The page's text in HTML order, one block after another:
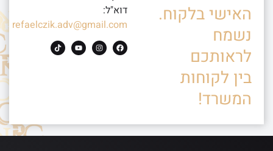
האישי בלקוח.
נשמח
לראותכם
בין לקוחות
המשרד!
דוא"ל:
refaelczik.adv@gmail.com